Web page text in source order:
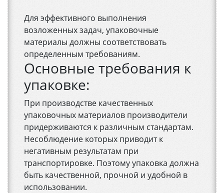
Для эффективного выполнения
возложенных задач, упаковочные
материалы должны соответствовать
определенным требованиям.
Основные требования к
упаковке:
При производстве качественных
упаковочных материалов производители
придерживаются к различным стандартам.
Несоблюдение которых приводит к
негативным результатам при
транспортировке. Поэтому упаковка должна
быть качественной, прочной и удобной в
использовании.